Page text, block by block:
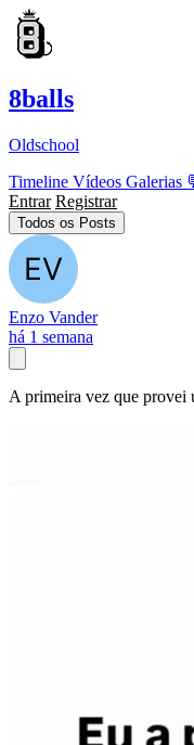
8balls
Oldschool
Timeline Vídeos Galerias
Entrar Registrar
Todos os Posts
Enzo Vander
há 1 semana
A primeira vez que provei